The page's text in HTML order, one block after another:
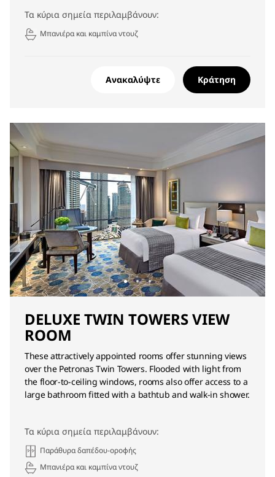
Τα κύρια σημεία περιλαμβάνουν:
Μπανιέρα και καμπίνα ντουζ
Ανακαλύψτε Κράτηση
DELUXE TWIN TOWERS VIEW
ROOM
These attractively appointed rooms offer stunning views
over the Petronas Twin Towers. Flooded with light from
the floor-to-ceiling windows, rooms also offer access to a
large bathroom fitted with a bathtub and walk-in shower.
Τα κύρια σημεία περιλαμβάνουν:
Παράθυρα δαπέδου-οροφής
Μπανιέρα και καμπίνα ντουζ